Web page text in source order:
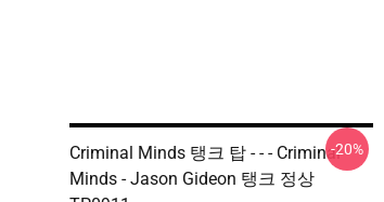
Criminal Minds 탱크 탑 - - - Criminal
Minds - Jason Gideon 탱크 정상
-20%